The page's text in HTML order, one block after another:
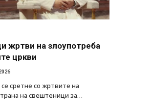
жртви на злоупотреба
цркви
сретне со жртвите на
на свештеници за…